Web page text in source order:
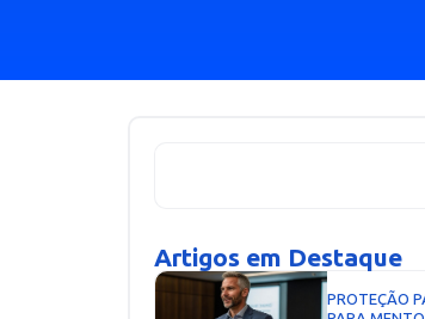
Artigos em Destaque
PROTEÇÃO